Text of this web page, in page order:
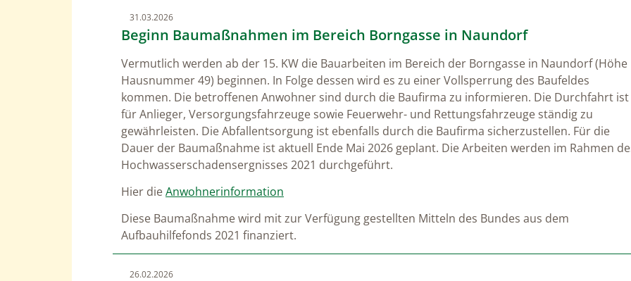
31.03.2026
Beginn Baumaßnahmen im Bereich Borngasse in Naundorf
Vermutlich werden ab der 15. KW die Bauarbeiten im Bereich der Borngasse in Naundorf (Höhe
Hausnummer 49) beginnen. In Folge dessen wird es zu einer Vollsperrung des Baufeldes
kommen. Die betroffenen Anwohner sind durch die Baufirma zu informieren. Die Durchfahrt ist
für Anlieger, Versorgungsfahrzeuge sowie Feuerwehr- und Rettungsfahrzeuge ständig zu
gewährleisten. Die Abfallentsorgung ist ebenfalls durch die Baufirma sicherzustellen. Für die
Dauer der Baumaßnahme ist aktuell Ende Mai 2026 geplant. Die Arbeiten werden im Rahmen
Hochwasserschadensergnisses 2021 durchgeführt.
Hier dieAnwohnerinformation
Diese Baumaßnahme wird mit zur Verfügung gestellten Mitteln des Bundes aus dem
Aufbauhilfefonds 2021 finanziert.
26.02.2026